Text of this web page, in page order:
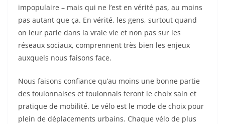
impopulaire – mais qui ne l’est en vérité pas, au moins
pas autant que ça. En vérité, les gens, surtout quand
on leur parle dans la vraie vie et non pas sur les
réseaux sociaux, comprennent très bien les enjeux
auxquels nous faisons face.
Nous faisons confiance qu’au moins une bonne partie
des toulonnaises et toulonnais feront le choix sain et
pratique de mobilité. Le vélo est le mode de choix pour
plein de déplacements urbains. Chaque vélo de plus